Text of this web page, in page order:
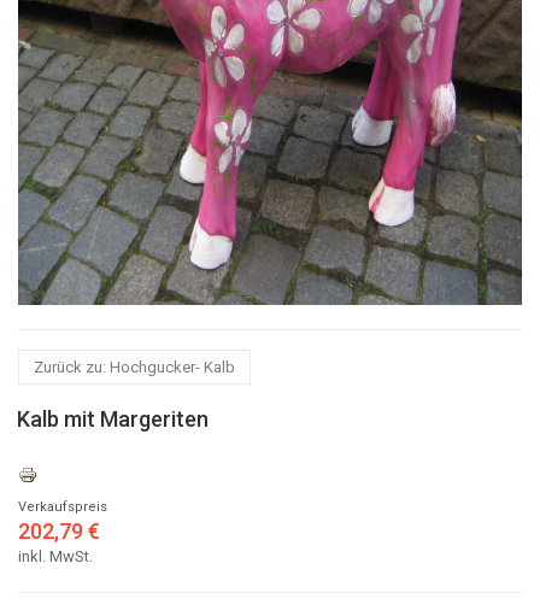
Zurück zu: Hochgucker- Kalb
Kalb mit Margeriten
Verkaufspreis
202,79 €
inkl. MwSt.